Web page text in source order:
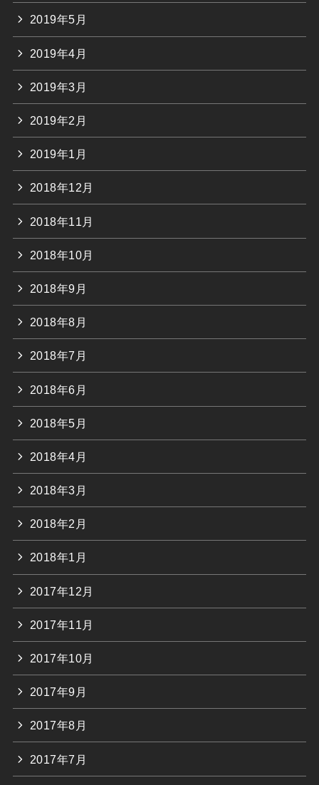
2019年5月
2019年4月
2019年3月
2019年2月
2019年1月
2018年12月
2018年11月
2018年10月
2018年9月
2018年8月
2018年7月
2018年6月
2018年5月
2018年4月
2018年3月
2018年2月
2018年1月
2017年12月
2017年11月
2017年10月
2017年9月
2017年8月
2017年7月